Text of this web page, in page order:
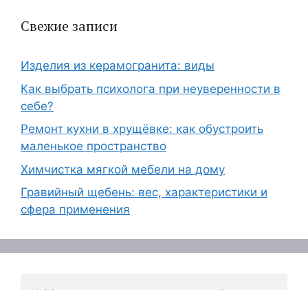
Свежие записи
Изделия из керамогранита: виды
Как выбрать психолога при неуверенности в
себе?
Ремонт кухни в хрущёвке: как обустроить
маленькое пространство
Химчистка мягкой мебели на дому
Гравийный щебень: вес, характеристики и
сфера применения